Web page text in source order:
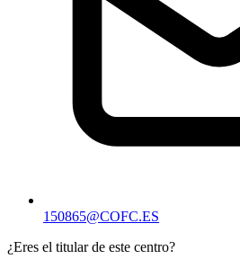
150865@COFC.ES
¿Eres el titular de este centro?